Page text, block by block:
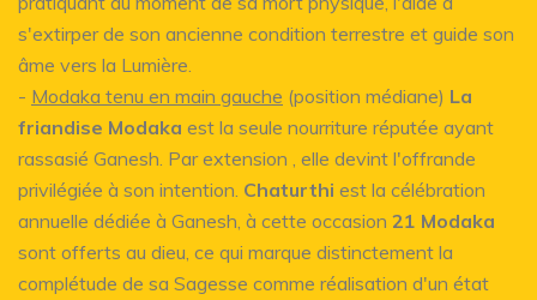
s'extirper de son ancienne condition terrestre et guide son
âme vers la Lumière.
- Modaka tenu en main gauche (position médiane) La
friandise Modaka est la seule nourriture réputée ayant
rassasié Ganesh. Par extension , elle devint l'offrande
privilégiée à son intention. Chaturthi est la célébration
annuelle dédiée à Ganesh, à cette occasion 21 Modaka
sont offerts au dieu, ce qui marque distinctement la
complétude de sa Sagesse comme réalisation d'un état